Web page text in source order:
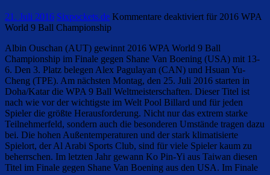
21. Juli 2016 Sixpockets.de Kommentare deaktiviert für 2016 WPA
World 9 Ball Championship
Albin Ouschan (AUT) gewinnt 2016 WPA World 9 Ball
Championship im Finale gegen Shane Van Boening (USA) mit 13-
6. Den 3. Platz belegen Alex Pagulayan (CAN) und Hsuan Yu-
Cheng (TPE). Am nächsten Montag, den 25. Juli 2016 starten in
Doha/Katar die WPA 9 Ball Weltmeisterschaften. Dieser Titel ist
nach wie vor der wichtigste im Welt Pool Billard und für jeden
Spieler die größte Herausforderung. Nicht nur das extrem starke
Teilnehmerfeld, sondern auch die besonderen Umstände tragen dazu
bei. Die hohen Außentemperaturen und der stark klimatisierte
Spielort, der Al Arabi Sports Club, sind für viele Spieler kaum zu
beherrschen. Im letzten Jahr gewann Ko Pin-Yi aus Taiwan diesen
Titel im Finale gegen Shane Van Boening aus den USA. Im Finale